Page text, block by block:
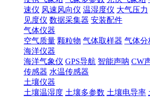
速仪 风速风向仪 温湿度仪 大气压力
见度仪 数据采集器 安装配件
气体仪器
空气质量 颗粒物 气体取样器 气体分
海洋仪器
海洋气象仪 GPS导航 智能声呐 CW
传感器 水温传感器
土壤仪器
土壤温湿度 土壤多参数 土壤电导率